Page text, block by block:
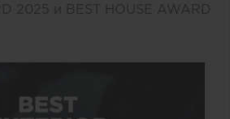
2025 и BEST HOUSE AWARD